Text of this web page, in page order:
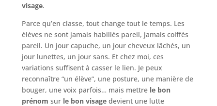
visage.
Parce qu’en classe, tout change tout le temps. Les
élèves ne sont jamais habillés pareil, jamais coiffés
pareil. Un jour capuche, un jour cheveux lâchés, un
jour lunettes, un jour sans. Et chez moi, ces
variations suffisent à casser le lien. Je peux
reconnaître “un élève”, une posture, une manière de
bouger, une voix parfois… mais mettre le bon
prénom sur le bon visagedevient une lutte